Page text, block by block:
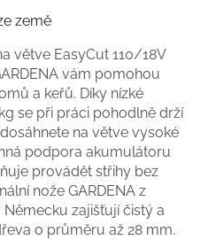
země
větve EasyCut 110/18V
vám pomohou
a keřů. Díky nízké
se při práci pohodlně drží
na větve vysoké
podpora akumulátoru
provádět střihy bez
nože GARDENA z
zajišťují čistý a
o průměru až 28 mm.